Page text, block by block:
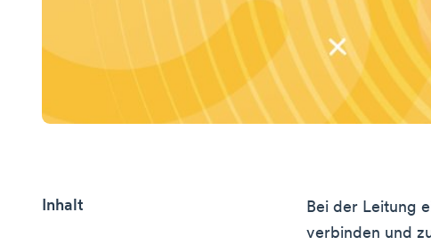
Inhalt
Bei der Leitung
verbinden und